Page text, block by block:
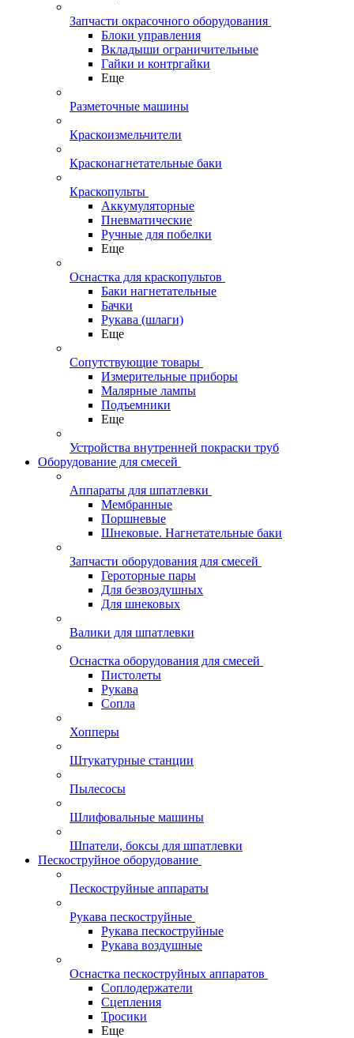
Запчасти окрасочного оборудования
Блоки управления
Вкладыши ограничительные
Гайки и контргайки
Еще
Разметочные машины
Краскоизмельчители
Красконагнетательные баки
Краскопульты
Аккумуляторные
Пневматические
Ручные для побелки
Еще
Оснастка для краскопультов
Баки нагнетательные
Бачки
Рукава (шлаги)
Еще
Сопутствующие товары
Измерительные приборы
Малярные лампы
Подъемники
Еще
Устройства внутренней покраски труб
Оборудование для смесей
Аппараты для шпатлевки
Мембранные
Поршневые
Шнековые. Нагнетательные баки
Запчасти оборудования для смесей
Героторные пары
Для безвоздушных
Для шнековых
Валики для шпатлевки
Оснастка оборудования для смесей
Пистолеты
Рукава
Сопла
Хопперы
Штукатурные станции
Пылесосы
Шлифовальные машины
Шпатели, боксы для шпатлевки
Пескоструйное оборудование
Пескоструйные аппараты
Рукава пескоструйные
Рукава пескоструйные
Рукава воздушные
Оснастка пескоструйных аппаратов
Соплодержатели
Сцепления
Тросики
Еще